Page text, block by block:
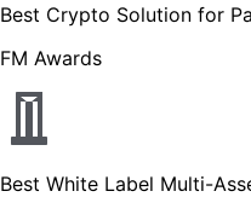
Best Crypto Solution for
FM Awards
Best White Label Multi-